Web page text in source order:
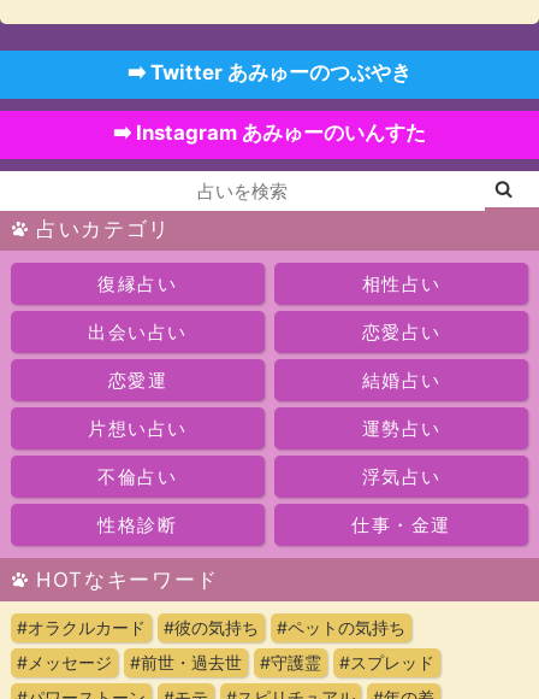
➡️ Twitter あみゅーのつぶやき
➡️ Instagram あみゅーのいんすた
占いカテゴリ
復縁占い 相性占い
出会い占い 恋愛占い
恋愛運 結婚占い
片想い占い 運勢占い
不倫占い 浮気占い
性格診断 仕事・金運
HOTなキーワード
#オラクルカード #彼の気持ち
#ペットの気持ち
#メッセージ
#前世・過去世 #守護霊
#スプレッド